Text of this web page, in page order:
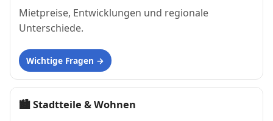
Mietpreise, Entwicklungen und regionale
Unterschiede.
Wichtige Fragen
🏙Stadtteile & Wohnen